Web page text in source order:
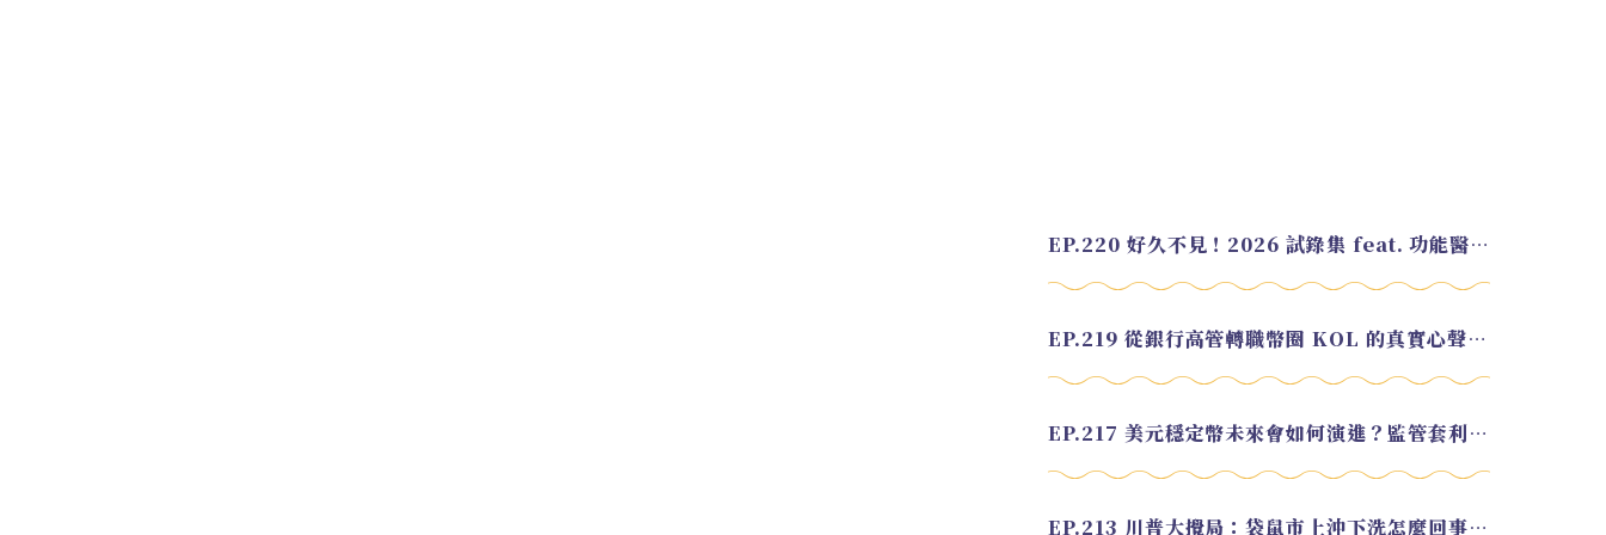
EP.220 好久不見！2026 試錄集 feat. 功能醫學營養師 美寶
EP.219 從銀行高管轉職幣圈 KOL 的真實心聲 feat.龜大
EP.217 美元穩定幣未來會如何演進？監管套利終將收斂？feat. 研究員 余哲安
EP.213 川普大攪局：袋鼠市上沖下洗怎麼回事？feat. Alvin